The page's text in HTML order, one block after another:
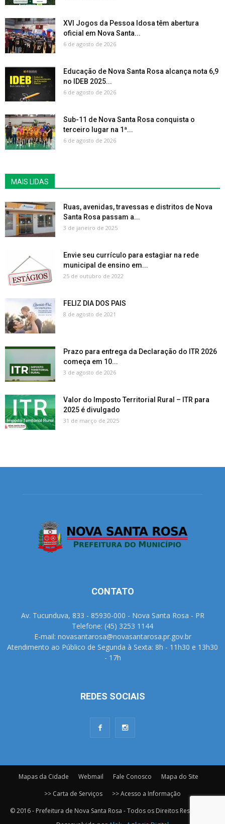
XVI Jogos da Pessoa Idosa têm abertura
oficial em Nova Santa...
6 de agosto de 2026
Educação de Nova Santa Rosa alcança nota 6,9
no IDEB 2025...
6 de agosto de 2026
Sub-11 de Nova Santa Rosa conquista o
terceiro lugar na 1ª...
6 de agosto de 2026
MAIS LIDAS
Ruas, avenidas, travessas e distritos de Nova
Santa Rosa passam a...
3 de janeiro de 2025
Envie seu currículo para estagiar na rede
municipal de ensino em...
25 de outubro de 2022
FELIZ DIA DOS PAIS
8 de agosto de 2021
Prazo para entrega da Declaração do ITR 2026
começa em 10...
3 de agosto de 2026
Valor do Imposto Territorial Rural – ITR para
2025 é divulgado
31 de março de 2025
CONTATO
Av. Tucunduva, 833 - 85930-000 - Nova Santa Rosa - PR
Telefone: (45) 3253 1144
E-mail: novasantarosa@novasantarosa.pr.gov.br
Atendimento ao Público de Segunda à Sexta: 8h - 11h30 e 13h30
- 17h
REDES SOCIAIS
Mapas da Cidade Webmail Fale Conosco
Mapa do Site
>> Carta de Serviços
>> Acesso a Informação
© 2016 - Prefeitura de Nova Santa Rosa - Todos os Direitos Reservados.